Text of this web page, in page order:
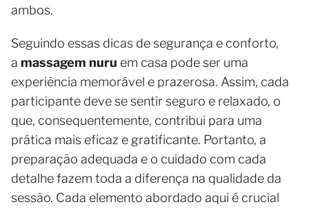
ambos.
Seguindo essas dicas de segurança e conforto,
a massagem nuru em casa pode ser uma
experiência memorável e prazerosa. Assim, cada
participante deve se sentir seguro e relaxado, o
que, consequentemente, contribui para uma
prática mais eficaz e gratificante. Portanto, a
preparação adequada e o cuidado com cada
detalhe fazem toda a diferença na qualidade da
sessão. Cada elemento abordado aqui é crucial